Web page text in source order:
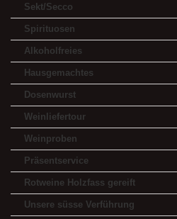
Sekt/Secco
Spirituosen
Alkoholfreies
Hausgemachtes
Dosenwurst
Weinliefertour
Weinproben
Präsentservice
Rotweine Holzfass gereift
Unsere süsse Verführung